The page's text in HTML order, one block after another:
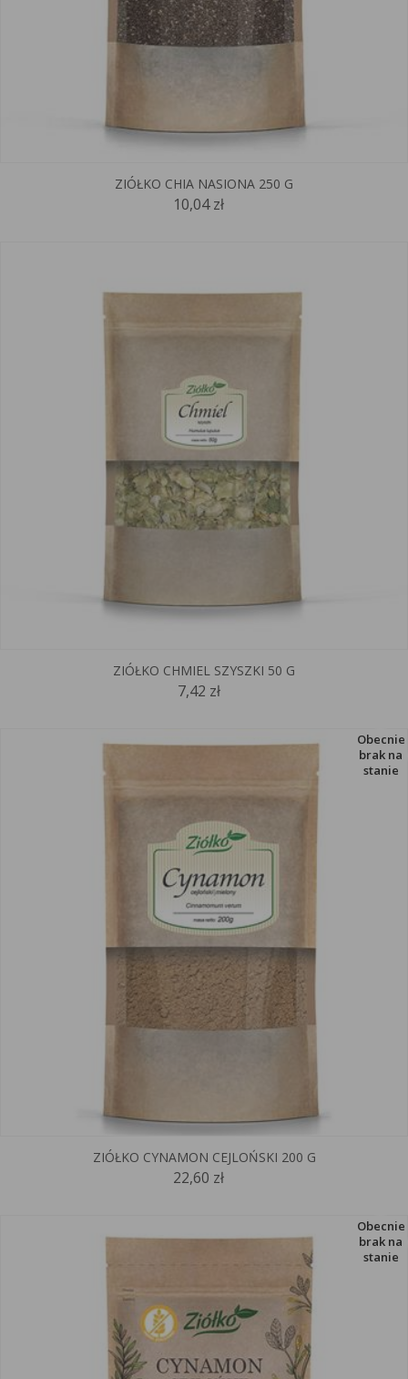
ZIÓŁKO CHIA NASIONA 250 G
10,04 zł
ZIÓŁKO CHMIEL SZYSZKI 50 G
7,42 zł
Obecnie
brak na
stanie
ZIÓŁKO CYNAMON CEJLOŃSKI 200 G
22,60 zł
Obecnie
brak na
stanie